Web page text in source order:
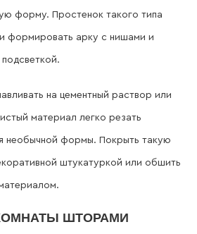
форму. Простенок такого типа
формировать арку с нишами и
на цементный раствор или
материал легко резать
необычной формы. Покрыть такую
штукатуркой или обшить
ШТОРАМИ